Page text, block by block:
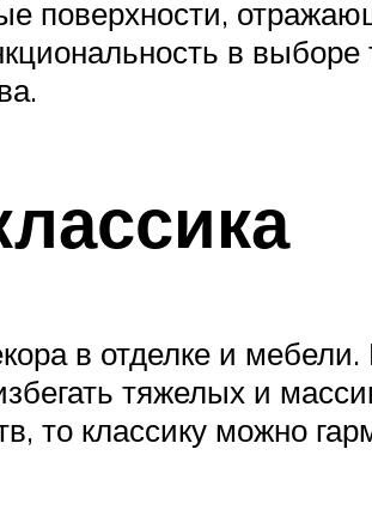
поверхности,
в
в отделке и
тяжелых и
то классику можно